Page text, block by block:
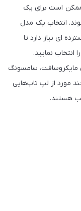
است برای یک
انتخاب یک مدل
ای نیاز دارد تا
انتخاب نمایید.
مایکروسافت، سامسونگ
مورد از لپ تاپ‌هایی
هستند.